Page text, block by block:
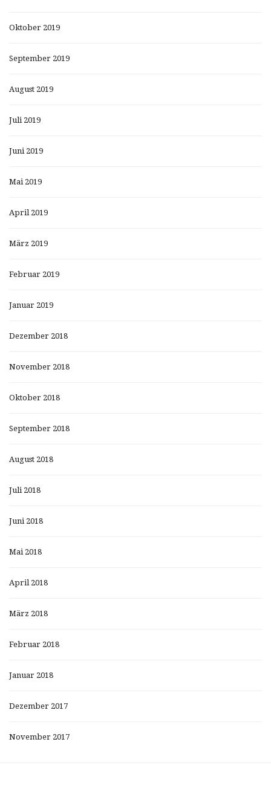
Oktober 2019
September 2019
August 2019
Juli 2019
Juni 2019
Mai 2019
April 2019
März 2019
Februar 2019
Januar 2019
Dezember 2018
November 2018
Oktober 2018
September 2018
August 2018
Juli 2018
Juni 2018
Mai 2018
April 2018
März 2018
Februar 2018
Januar 2018
Dezember 2017
November 2017